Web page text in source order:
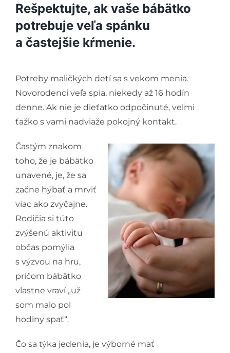
Rešpektujte, ak vaše bábätko
potrebuje veľa spánku
a častejšie kŕmenie.
Potreby maličkých detí sa s vekom menia.
Novorodenci veľa spia, niekedy až 16 hodín
denne. Ak nie je dieťatko odpočinuté, veľmi
ťažko s vami nadviaže pokojný kontakt.
Častým znakom
toho, že je bábätko
unavené, je, že sa
začne hýbať a mrviť
viac ako zvyčajne.
Rodičia si túto
zvýšenú aktivitu
občas pomýlia
s výzvou na hru,
pričom bábätko
vlastne vraví „už
som malo pol
hodiny spať“.
Čo sa týka jedenia, je výborné mať